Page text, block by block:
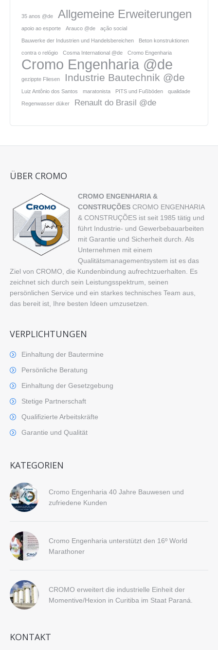
35 anos @de Allgemeine Erweiterungen
apoio ao esporte Arauco @de ação social
Bauwerke der Industrien und Handelsbereichen Beton konstruktionen
contra o relógio Cosma International @de Cromo Engenharia
Cromo Engenharia @de
gezippte Fliesen Industrie Bautechnik @de
Luiz Antônio dos Santos maratonista PITS und Fußböden qualidade
Regenwasser düker Renault do Brasil @de
ÜBER CROMO
CROMO ENGENHARIA &
CONSTRUÇÕES CROMO ENGENHARIA
& CONSTRUÇÕES ist seit 1985 tätig und
führt Industrie- und Gewerbebauarbeiten
mit Garantie und Sicherheit durch. Als
Unternehmen mit einem
Qualitätsmanagementsystem ist es das
Ziel von CROMO, die Kundenbindung aufrechtzuerhalten. Es
zeichnet sich durch sein Leistungsspektrum, seinen
persönlichen Service und ein starkes technisches Team aus,
das bereit ist, Ihre besten Ideen umzusetzen.
VERPLICHTUNGEN
Einhaltung der Bautermine
Persönliche Beratung
Einhaltung der Gesetzgebung
Stetige Partnerschaft
Qualifizierte Arbeitskräfte
Garantie und Qualität
KATEGORIEN
Cromo Engenharia 40 Jahre Bauwesen und
zufriedene Kunden
Cromo Engenharia unterstützt den 16º World
Marathoner
CROMO erweitert die industrielle Einheit der
Momentive/Hexion in Curitiba im Staat Paraná.
KONTAKT